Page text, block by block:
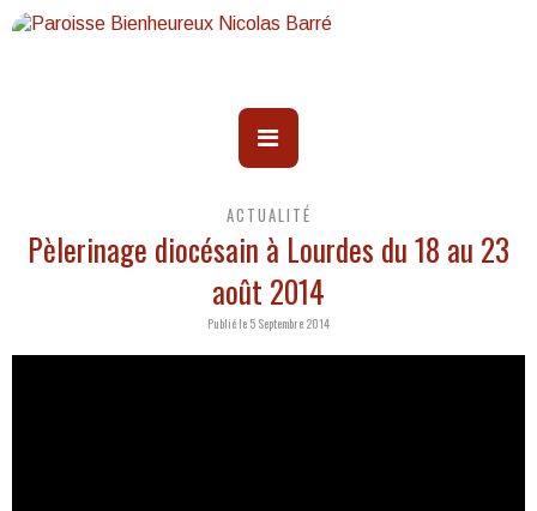
ACTUALITÉ
Pèlerinage diocésain à Lourdes du 18 au 23
août 2014
Publié le 5 Septembre 2014